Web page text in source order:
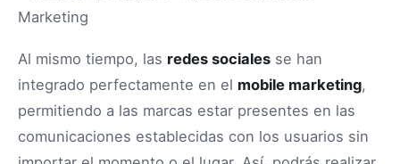
Al mismo tiempo, las redes sociales se han
integrado perfectamente en el mobile marketing,
permitiendo a las marcas estar presentes en las
comunicaciones establecidas con los usuarios sin